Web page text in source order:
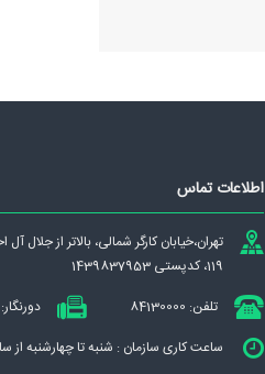
اطلاعات تماس
تهران،‌خيابان كارگر شمالی، بالاتر از
119، کدپستی 1439837953
تلفن: 84130000
دورنگار:
ساعت کاری سازمان : شنبه تا چهارشنبه از ساعت 7:00